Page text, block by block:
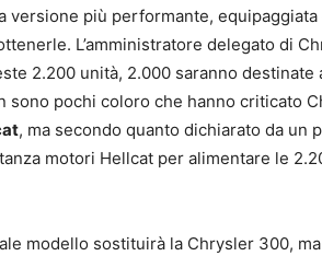
versione più performante, equipaggiata
L’amministratore delegato di
2.200 unità, 2.000 saranno
sono pochi coloro che hanno criticato
, ma secondo quanto dichiarato da un
motori Hellcat per alimentare le
modello sostituirà la Chrysler 300,